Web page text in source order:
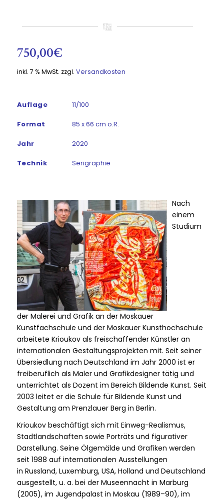
750,00€
inkl. 7 % MwSt. zzgl. Versandkosten
Auflage 11/100
Format 85 x 66 cm o.R.
Jahr 2020
Technik Serigraphie
Nach
einem
Studium
der Malerei und Grafik an der Moskauer
Kunstfachschule und der Moskauer Kunsthochschule
arbeitete Krioukov als freischaffender Künstler an
internationalen Gestaltungsprojekten mit. Seit seiner
Übersiedlung nach Deutschland im Jahr 2000 ist er
freiberuflich als Maler und Grafikdesigner tätig und
unterrichtet als Dozent im Bereich Bildende Kunst. Seit
2003 leitet er die Schule für Bildende Kunst und
Gestaltung am Prenzlauer Berg in Berlin.
Krioukov beschäftigt sich mit Einweg-Realismus,
Stadtlandschaften sowie Porträts und figurativer
Darstellung. Seine Ölgemälde und Grafiken werden
seit 1988 auf internationalen Ausstellungen
in Russland, Luxemburg, USA, Holland und Deutschland
ausgestellt, u. a. bei der Museennacht in Marburg
(2005), im Jugendpalast in Moskau (1989–90), im